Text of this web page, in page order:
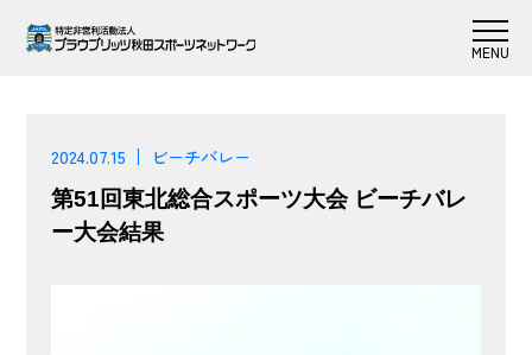
2024.07.15
ビーチバレー
第51回東北総合スポーツ大会 ビーチバレ
ー大会結果